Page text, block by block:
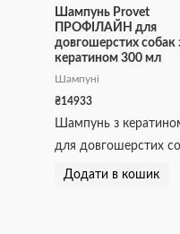
Шампунь Provet
ПРОФІЛАЙН для
довгошерстих собак
кератином 300 мл
Шампуні
₴14933
Шампунь з
для довгошерстих
Додати в кошик